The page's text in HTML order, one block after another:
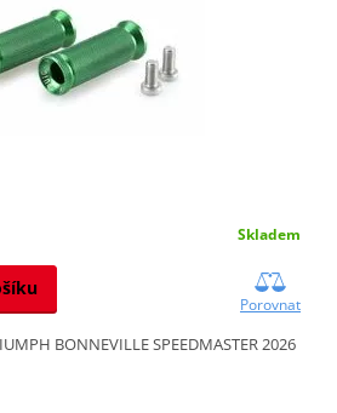
Skladem
Porovnat
BONNEVILLE SPEEDMASTER 2026